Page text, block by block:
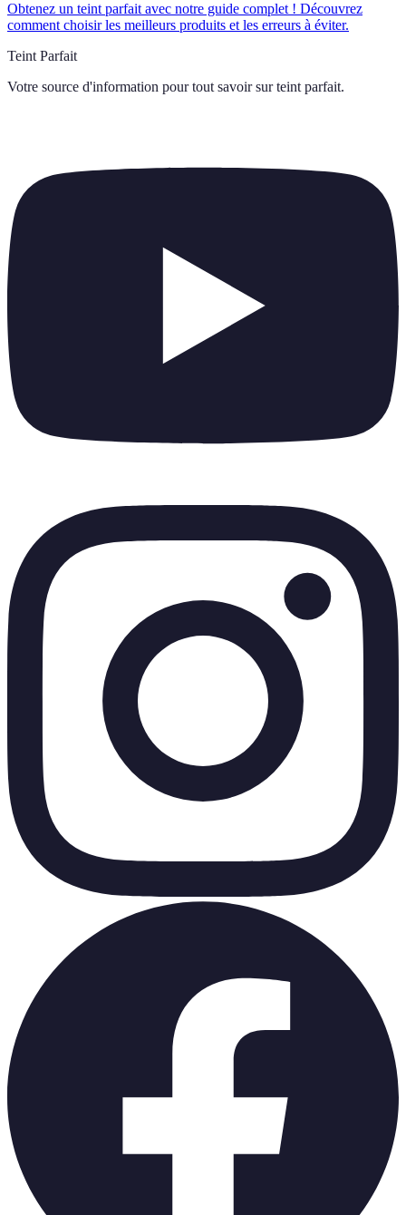
Obtenez un teint parfait avec notre guide complet ! Découvrez
comment choisir les meilleurs produits et les erreurs à éviter.
Teint Parfait
Votre source d'information pour tout savoir sur teint parfait.